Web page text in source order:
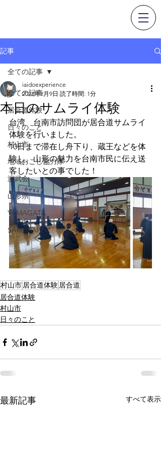
記事
全ての記事
居合道体験
日々のこと
村山市
地域おこし協力隊
演武会
山形県
YAMAGATA
SAMURAI
全ての記事
本日のサムライ体験
iaidoexperience
2023年2月9日 読了時間: 1分
台湾　台南市訪問団が居合道サムライ
体験を行いました。
10日まで滞在し舟下り、蔵王などを体
験し、山形の魅力を台南市民に伝え送
客したいとの事でした！
村山市居合道体験居合道
居合道体験
村山市
日々のこと
最新記事 すべて表示